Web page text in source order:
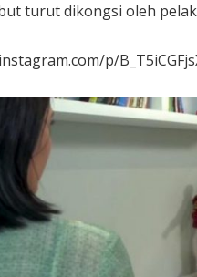
turut dikongsi oleh
p/